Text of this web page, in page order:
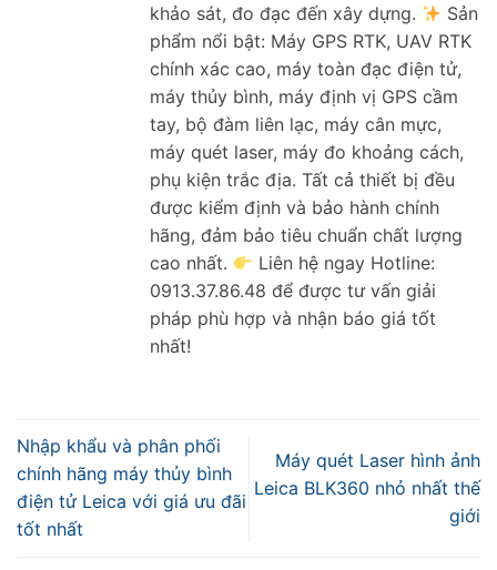
khảo sát, đo đạc đến xây dựng.
Sản
phẩm nổi bật: Máy GPS RTK, UAV RTK
chính xác cao, máy toàn đạc điện tử,
máy thủy bình, máy định vị GPS cầm
tay, bộ đàm liên lạc, máy cân mực,
máy quét laser, máy đo khoảng cách,
phụ kiện trắc địa. Tất cả thiết bị đều
được kiểm định và bảo hành chính
hãng, đảm bảo tiêu chuẩn chất lượng
cao nhất.
Liên hệ ngay Hotline:
0913.37.86.48 để được tư vấn giải
pháp phù hợp và nhận báo giá tốt
nhất!
Nhập khẩu và phân phối
chính hãng máy thủy bình
điện tử Leica với giá ưu đãi
tốt nhất
Máy quét Laser hình ảnh
Leica BLK360 nhỏ nhất thế
giới